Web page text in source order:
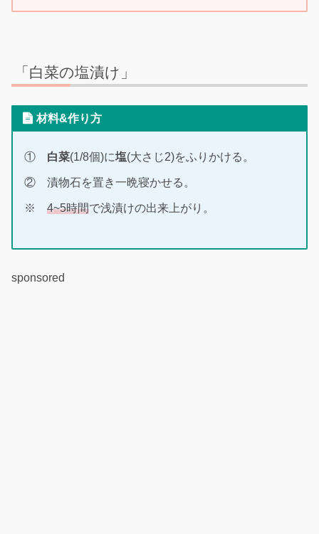
「白菜の塩漬け」
材料&作り方
① 白菜(1/8個)に塩(大さじ2)をふりかける。
② 漬物石を置き一晩寝かせる。
※ 4~5時間で浅漬けの出来上がり。
sponsored